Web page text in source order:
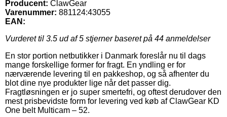
Producent: ClawGear
Varenummer: 881124:43055
EAN:
Vurderet til 3.5 ud af 5 stjerner baseret på 44 anmeldelser
En stor portion netbutikker i Danmark foreslår nu til dags
mange forskellige former for fragt. En yndling er for
nærværende levering til en pakkeshop, og så afhenter du
blot dine nye produkter lige når det passer dig.
Fragtløsningen er jo super smertefri, og oftest derudover den
mest prisbevidste form for levering ved køb af ClawGear KD
One belt Multicam – 52.